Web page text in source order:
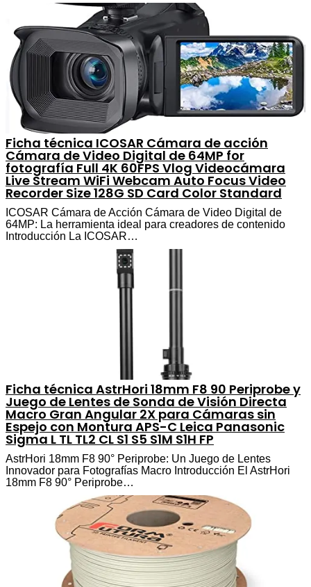
Ficha técnica ICOSAR Cámara de acción
Cámara de Video Digital de 64MP for
fotografía Full 4K 60FPS Vlog Videocámara
Live Stream WiFi Webcam Auto Focus Video
Recorder Size 128G SD Card Color Standard
ICOSAR Cámara de Acción Cámara de Video Digital de
64MP: La herramienta ideal para creadores de contenido
Introducción La ICOSAR…
Ficha técnica AstrHori 18mm F8 90 Periprobe y
Juego de Lentes de Sonda de Visión Directa
Macro Gran Angular 2X para Cámaras sin
Espejo con Montura APS-C Leica Panasonic
Sigma L TL TL2 CL S1 S5 S1M S1H FP
AstrHori 18mm F8 90° Periprobe: Un Juego de Lentes
Innovador para Fotografías Macro Introducción El AstrHori
18mm F8 90° Periprobe…